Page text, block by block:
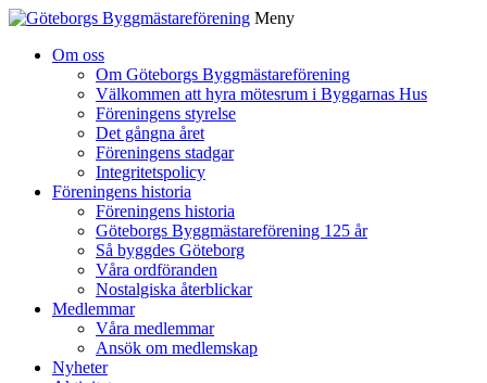
Meny
Om oss
Om Göteborgs Byggmästareförening
Välkommen att hyra mötesrum i Byggarnas Hus
Föreningens styrelse
Det gångna året
Föreningens stadgar
Integritetspolicy
Föreningens historia
Föreningens historia
Göteborgs Byggmästareförening 125 år
Så byggdes Göteborg
Våra ordföranden
Nostalgiska återblickar
Medlemmar
Våra medlemmar
Ansök om medlemskap
Nyheter